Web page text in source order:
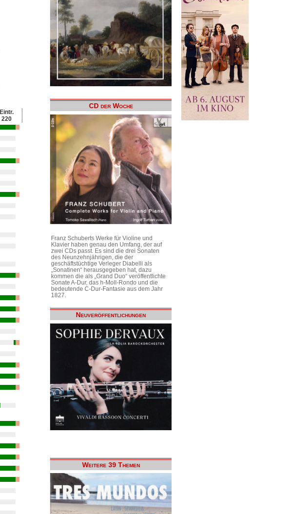
Eintr.
220
CD der Woche
Franz Schuberts Werke für Violine und
Klavier haben genau den Umfang, der auf
zwei CDs passt. Es sind die drei Sonaten
des Neunzehnjährigen, die der
geschäftstüchtige Verleger Diabelli als
„Sonatinen“ herausgegeben hat, dazu
kommen die als „Grand Duo“ veröffentlichte
Sonate A-Dur, das h-Moll-Rondo und die
bedeutende C-Dur-Fantasie aus dem Jahr
1827.
Neuveröffentlichungen
Weitere 39 Themen